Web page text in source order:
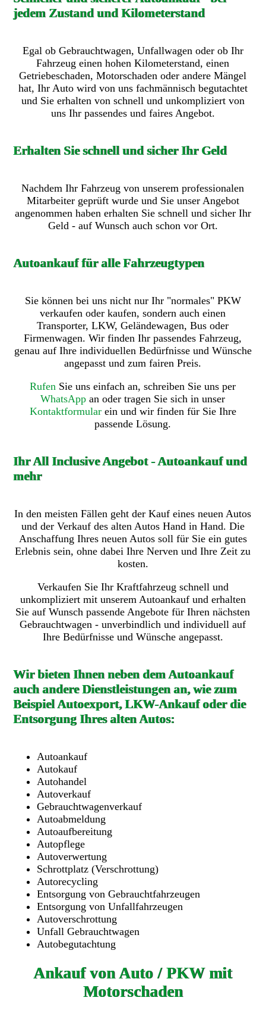
jedem Zustand und Kilometerstand
Egal ob Gebrauchtwagen, Unfallwagen oder ob Ihr
Fahrzeug einen hohen Kilometerstand, einen
Getriebeschaden, Motorschaden oder andere Mängel
hat, Ihr Auto wird von uns fachmännisch begutachtet
und Sie erhalten von schnell und unkompliziert von
uns Ihr passendes und faires Angebot.
Erhalten Sie schnell und sicher Ihr Geld
Nachdem Ihr Fahrzeug von unserem professionalen
Mitarbeiter geprüft wurde und Sie unser Angebot
angenommen haben erhalten Sie schnell und sicher Ihr
Geld - auf Wunsch auch schon vor Ort.
Autoankauf für alle Fahrzeugtypen
Sie können bei uns nicht nur Ihr "normales" PKW
verkaufen oder kaufen, sondern auch einen
Transporter, LKW, Geländewagen, Bus oder
Firmenwagen. Wir finden Ihr passendes Fahrzeug,
genau auf Ihre individuellen Bedürfnisse und Wünsche
angepasst und zum fairen Preis.
Rufen Sie uns einfach an, schreiben Sie uns per
WhatsApp an oder tragen Sie sich in unser
Kontaktformularein und wir finden für Sie Ihre
passende Lösung.
Ihr All Inclusive Angebot - Autoankauf und
mehr
In den meisten Fällen geht der Kauf eines neuen Autos
und der Verkauf des alten Autos Hand in Hand. Die
Anschaffung Ihres neuen Autos soll für Sie ein gutes
Erlebnis sein, ohne dabei Ihre Nerven und Ihre Zeit zu
kosten.
Verkaufen Sie Ihr Kraftfahrzeug schnell und
unkompliziert mit unserem Autoankauf und erhalten
Sie auf Wunsch passende Angebote für Ihren nächsten
Gebrauchtwagen - unverbindlich und individuell auf
Ihre Bedürfnisse und Wünsche angepasst.
Wir bieten Ihnen neben dem Autoankauf
auch andere Dienstleistungen an, wie zum
Beispiel Autoexport, LKW-Ankauf oder die
Entsorgung Ihres alten Autos:
Autoankauf
Autokauf
Autohandel
Autoverkauf
Gebrauchtwagenverkauf
Autoabmeldung
Autoaufbereitung
Autopflege
Autoverwertung
Schrottplatz (Verschrottung)
Autorecycling
Entsorgung von Gebrauchtfahrzeugen
Entsorgung von Unfallfahrzeugen
Autoverschrottung
Unfall Gebrauchtwagen
Autobegutachtung
Ankauf von Auto / PKW mit
Motorschaden